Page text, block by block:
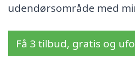
udendørsområde med
Få 3 tilbud, gratis og